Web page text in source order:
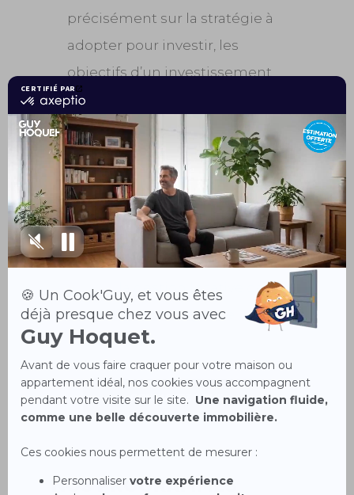
précisément sur la stratégie à
adopter pour investir, les
objectifs d’un investissement
immobilier, ses avantages et
ses inconvénients… et ainsi
bâtir un plan de
développement de patrimoine
sur le long terme. Et si vous
décidez d’investir pour mettre
en location, vous pouvez
confier
la gestion locative de
votre bien à une agence
immobilière.
CONTACTEZ NOUS
Nos programmes